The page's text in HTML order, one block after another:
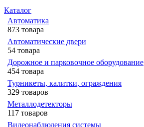
Каталог
Автоматика
873 товара
Автоматические двери
54 товара
Дорожное и парковочное оборудование
454 товара
Турникеты, калитки, ограждения
329 товаров
Металлодетекторы
117 товаров
Видеонаблюдения cистемы